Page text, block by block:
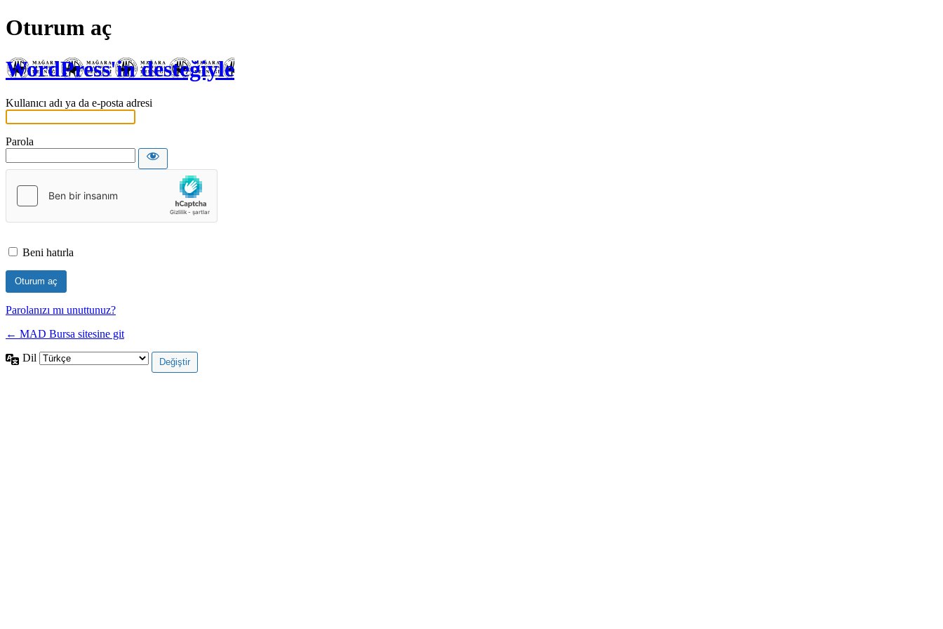
Oturum aç
WordPress'in desteğiyle
Kullanıcı adı ya da e-posta adresi
Parola
Beni hatırla
Parolanızı mı unuttunuz?
← MAD Bursa sitesine git
Dil